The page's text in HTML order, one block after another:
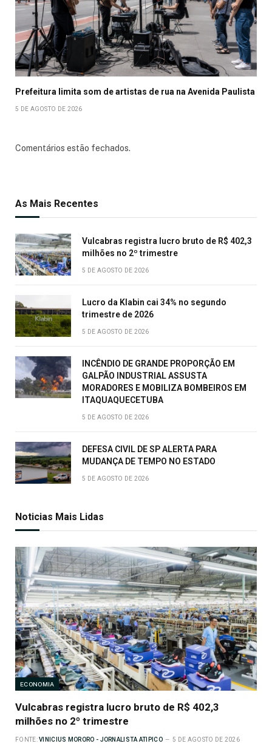
Prefeitura limita som de artistas de rua na Avenida Paulista
5 DE AGOSTO DE 2026
Comentários estão fechados.
As Mais Recentes
Vulcabras registra lucro bruto de R$ 402,3
milhões no 2º trimestre
5 DE AGOSTO DE 2026
Lucro da Klabin cai 34% no segundo
trimestre de 2026
5 DE AGOSTO DE 2026
INCÊNDIO DE GRANDE PROPORÇÃO EM
GALPÃO INDUSTRIAL ASSUSTA
MORADORES E MOBILIZA BOMBEIROS EM
ITAQUAQUECETUBA
5 DE AGOSTO DE 2026
DEFESA CIVIL DE SP ALERTA PARA
MUDANÇA DE TEMPO NO ESTADO
5 DE AGOSTO DE 2026
Noticias Mais Lidas
ECONOMIA
Vulcabras registra lucro bruto de R$ 402,3
milhões no 2º trimestre
FONTE: VINICIUS MORORO - JORNALISTA ATIPICO 5 DE AGOSTO DE 2026